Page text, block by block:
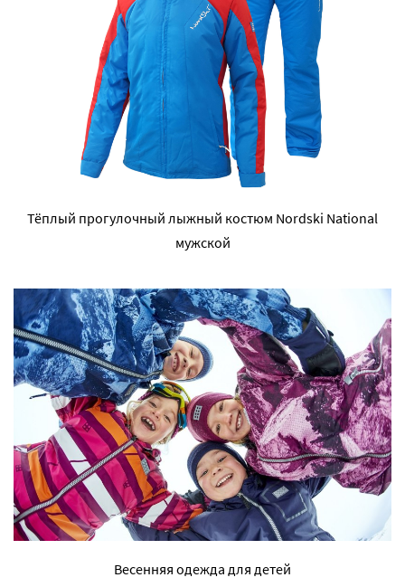
Тёплый прогулочный лыжный костюм Nordski National
мужской
Весенняя одежда для детей